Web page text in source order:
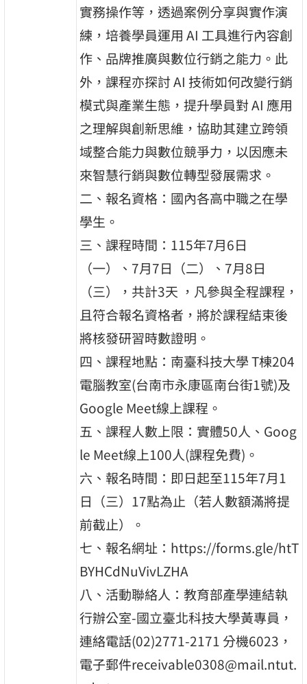
實務操作等，透過案例分享與實作演
練，培養學員運用 AI 工具進行內容創
作、品牌推廣與數位行銷之能力。此
外，課程亦探討 AI 技術如何改變行銷
模式與產業生態，提升學員對 AI 應用
之理解與創新思維，協助其建立跨領
域整合能力與數位競爭力，以因應未
來智慧行銷與數位轉型發展需求。
二、報名資格：國內各高中職之在學
學生。
三、課程時間：115年7月6日
（一）、7月7日（二）、7月8日
（三），共計3天 ，凡參與全程課程，
且符合報名資格者，將於課程結束後
將核發研習時數證明。
四、課程地點：南臺科技大學 T棟204
電腦教室(台南市永康區南台街1號)及
Google Meet線上課程。
五、課程人數上限：實體50人、Goog
le Meet線上100人(課程免費)。
六、報名時間：即日起至115年7月1
日（三）17點為止（若人數額滿將提
前截止）。
七、報名網址：https://forms.gle/htT
BYHCdNuVivLZHA
八、活動聯絡人：教育部產學連結執
行辦公室-國立臺北科技大學黃專員，
連絡電話(02)2771-2171 分機6023，
電子郵件receivable0308@mail.ntut.